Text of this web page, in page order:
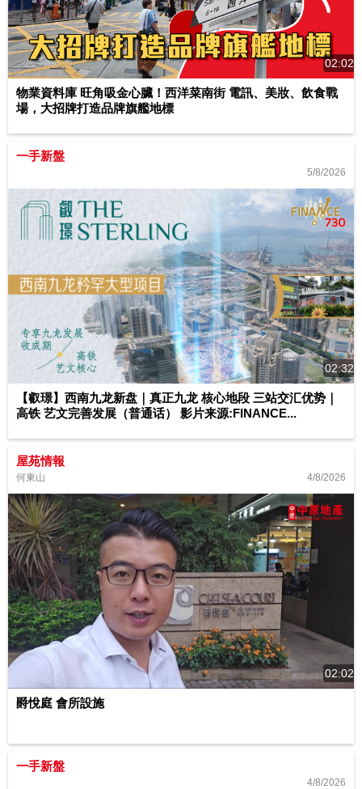
02:02
物業資料庫 旺角吸金心臟！西洋菜南街 電訊、美妝、飲食戰
場，大招牌打造品牌旗艦地標
一手新盤
5/8/2026
02:32
【叡璟】西南九龙新盘｜真正九龙 核心地段 三站交汇优势｜
高铁 艺文完善发展（普通话） 影片来源:FINANCE...
屋苑情報
何東山 4/8/2026
02:02
爵悅庭 會所設施
一手新盤
4/8/2026